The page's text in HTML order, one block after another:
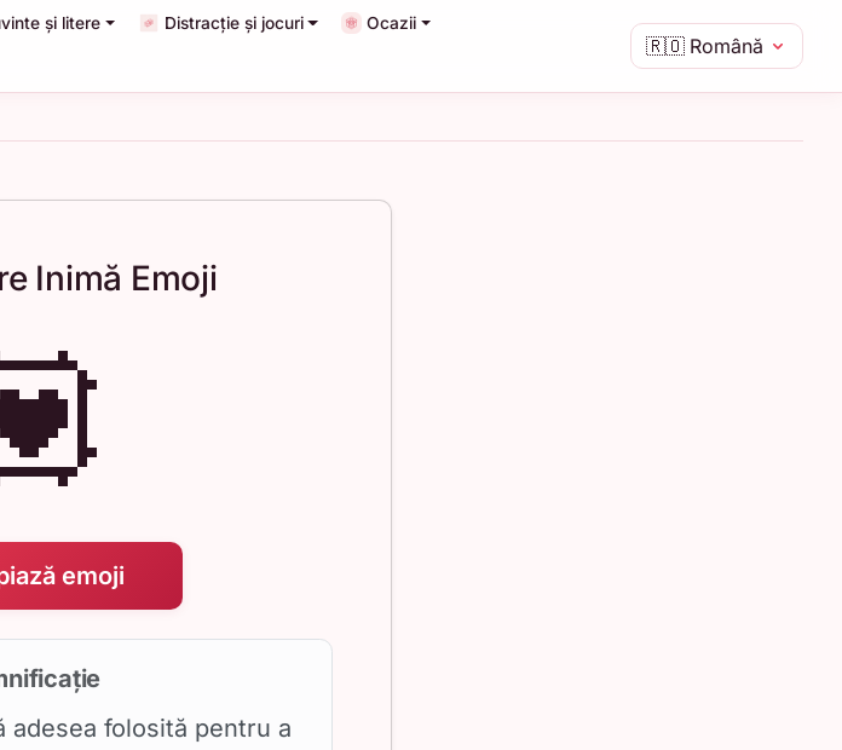
🇷🇴 Română
și litere Distracție și jocuri Ocazii
Inimă Emoji
emoji
adesea folosită pentru a